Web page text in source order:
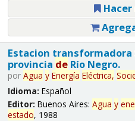
Hacer
Estacion transformadora
provincia deRío Negro.
por Agua y Energía Eléctrica,
Idioma: Español
Editor: Buenos Aires: Agua y
estado, 1988